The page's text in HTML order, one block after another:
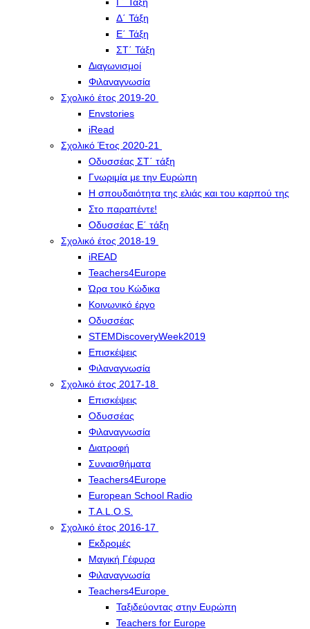
Δ΄ Τάξη
Ε΄ Τάξη
ΣΤ΄ Τάξη
Διαγωνισμοί
Φιλαναγνωσία
Σχολικό έτος 2019-20
Envstories
iRead
Σχολικό Έτος 2020-21
Οδυσσέας ΣΤ΄ τάξη
Γνωριμία με την Ευρώπη
Η σπουδαιότητα της ελιάς και του καρπού της
Στο παραπέντε!
Οδυσσέας Ε΄ τάξη
Σχολικό έτος 2018-19
iREAD
Teachers4Europe
Ώρα του Κώδικα
Κοινωνικό έργο
Οδυσσέας
STEMDiscoveryWeek2019
Επισκέψεις
Φιλαναγνωσία
Σχολικό έτος 2017-18
Επισκέψεις
Οδυσσέας
Φιλαναγνωσία
Διατροφή
Συναισθήματα
Teachers4Europe
European School Radio
T.A.L.O.S.
Σχολικό έτος 2016-17
Εκδρομές
Μαγική Γέφυρα
Φιλαναγνωσία
Teachers4Europe
Ταξιδεύοντας στην Ευρώπη
Teachers for Europe